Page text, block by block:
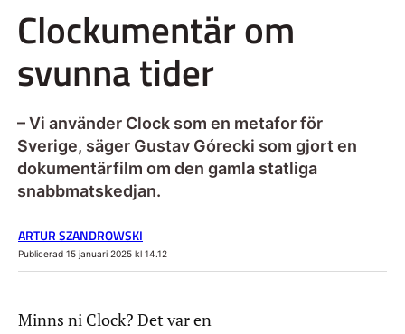
Clockumentär om
svunna tider
– Vi använder Clock som en metafor för
Sverige, säger Gustav Górecki som gjort en
dokumentärfilm om den gamla statliga
snabbmatskedjan.
ARTUR SZANDROWSKI
Publicerad 15 januari 2025 kl 14.12
Minns ni Clock? Det var en